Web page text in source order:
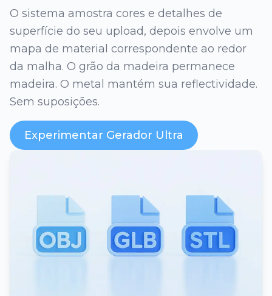
O sistema amostra cores e detalhes de
superfície do seu upload, depois envolve um
mapa de material correspondente ao redor
da malha. O grão da madeira permanece
madeira. O metal mantém sua reflectividade.
Sem suposições.
Experimentar Gerador Ultra